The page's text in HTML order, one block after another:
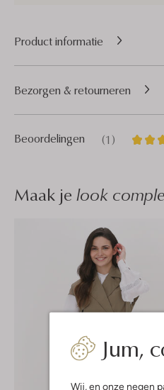
Jum,
Wij, en onze negen
Product informatie
Beoordelingen (1) 1
5
Bezorgen & retourneren
Maak je look